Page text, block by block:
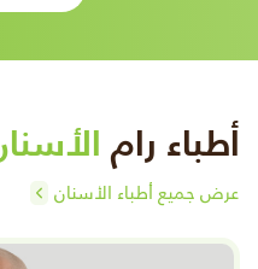
أطباء رام
عرض جميع أطباء الأسنان